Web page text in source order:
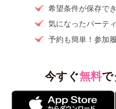
希望条件が保存で
気になったパーテ
予約も簡単！参加
今すぐ無料で